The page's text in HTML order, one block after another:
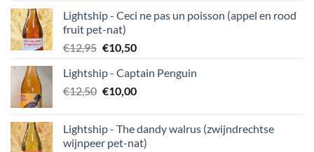
was:
€15,95.
is:
Lightship - Ceci ne pas un poisson (appel en rood
fruit pet-nat)
€12,95 Oorspronkelijke
was:
€12,95.
€10,50Huidige
is:
€10,50.
Lightship - Captain Penguin
€12,50 Oorspronkelijke
€12,50.
€10,00Huidige
€10,00.
Lightship - The dandy walrus (zwijndrechtse
wijnpeer pet-nat)